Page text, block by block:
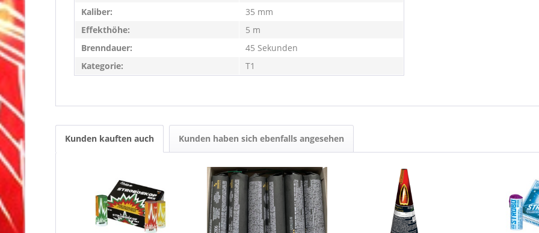
Kaliber:
35 mm
Effekthöhe:
5 m
Brenndauer:
45 Sekunden
Kategorie:
T1
Kunden kauften auch Kunden haben sich ebenfalls angesehen